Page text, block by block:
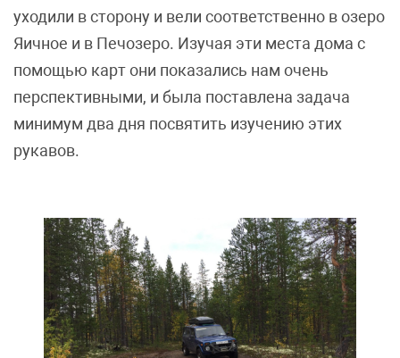
уходили в сторону и вели соответственно в озеро
Яичное и в Печозеро. Изучая эти места дома с
помощью карт они показались нам очень
перспективными, и была поставлена задача
минимум два дня посвятить изучению этих
рукавов.